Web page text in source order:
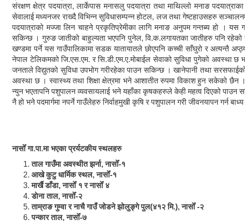
संरक्षण क्षेत्र पदयात्रा, लार्केपास मनासलु पदयात्रा तथा माथिल्लो मनाङ
सेवालाई मध्यनजर राख्दै विभिन्न सुविधासम्पन्न होटल, लज तथा गेष्टहाउसहरु
पदयात्राको मज्जा लिन चाहने प्रकृतिप्रेमीका लागि मनाङ अनुपम गन्तब्य हो । यस
सकिन्छ । गुरुङ जातीको बाहुल्यता भएपनि पुनेल, वि.क.लगायतका जातीहरु पनि
खण्डमा पर्ने यस गाउँपालिकामा सडक यातायातले छोएपनि कच्ची साँघुरो र अत्यन्तै
नेपाल टेलिकमको जि.एस.एम. र सि.डी.एम.ए.मोबाईल सेवाको सुविधा पुगेको अवस्था
जनताले विद्युतको सुविधा उपभोग गरीरहेका पाउन सकिन्छ । खानेपानी तथा
अवस्था छ । स्वास्थ्य तथा शिक्षा क्षेत्रमा भने आशातीत रुपमा विकाश हुन सकेको
न्युन भएतापनि पशुपालन व्यवसायलाई भने यहाँका कृषकहरुले केही महत्व दिएको पाउन
नै हो भने पदमार्गमा नपर्ने गाउँलेहरु निर्वाहमुखी कृषि र पशुपालन गरी जीवनयापन गर्न
नासोँ गा.पा.मा भएका प्रर्यटकीय स्थलहरु
ताल गाउँमा अवस्थीत झर्ना, नासोँ-१
आखे कुटु धार्मिक स्थल, नासोँ-१
मार्खै डाँडा, नासोँ १ र नासोँ ४
डाेना ताल, नासोँ-२
ताम्राङ गुम्वा र नाचै गाउँ जोडने झोलुङ्गे पुल(४१२ मि.), नासोँ -२
पन्कार ताल, नासोँ-७